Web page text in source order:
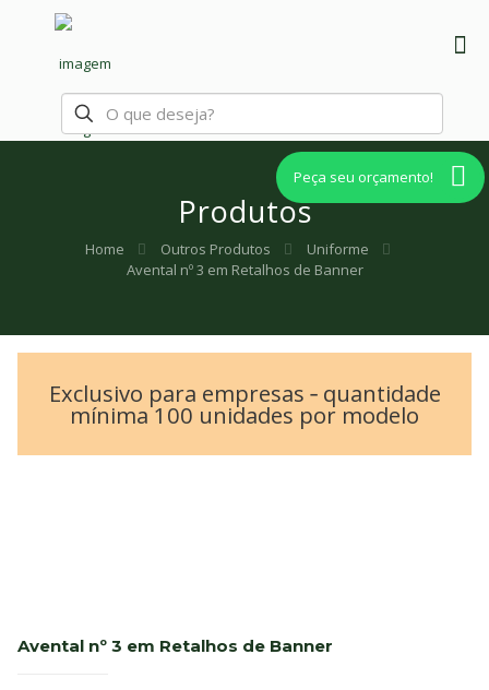
Produtos
Peça seu orçamento!
Home Outros Produtos
Uniforme
Avental nº 3 em Retalhos de Banner
Exclusivo para empresas ‐ quantidade
mínima 100 unidades por modelo
Avental nº 3 em Retalhos de Banner